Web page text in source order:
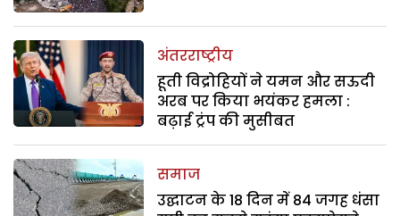
अंतरराष्ट्रीय
हूती विद्रोहियों ने यमन और सऊदी
अरब पर किया भयंकर हमला :
बढ़ाई ट्रंप की मुसीबत
समाज
उद्घाटन के 18 दिन में 84 जगह धंसा